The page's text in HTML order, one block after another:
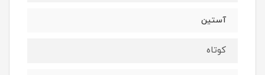
آستین
کوتاه